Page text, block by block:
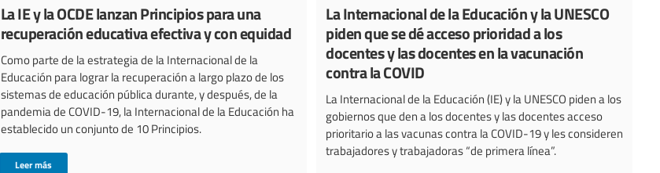
La IE y la OCDE lanzan Principios para una
recuperación educativa efectiva y con equidad
Como parte de la estrategia de la Internacional de la
Educación para lograr la recuperación a largo plazo de los
sistemas de educación pública durante, y después, de la
pandemia de COVID-19, la Internacional de la Educación ha
establecido un conjunto de 10 Principios.
Leer más
La Internacional de la Educación y la UNESCO
piden que se dé acceso prioridad a los
docentes y las docentes en la vacunación
contra la COVID
La Internacional de la Educación (IE) y la UNESCO piden a los
gobiernos que den a los docentes y las docentes acceso
prioritario a las vacunas contra la COVID-19 y les consideren
trabajadores y trabajadoras “de primera línea”.